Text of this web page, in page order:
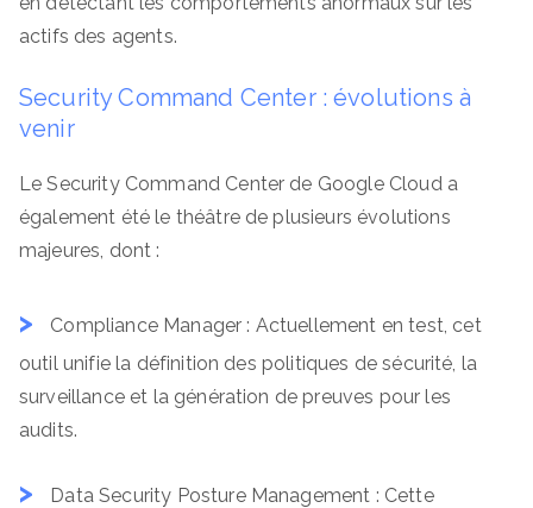
actifs des agents.
Security Command Center : évolutions à
venir
Le Security Command Center de Google Cloud a
également été le théâtre de plusieurs évolutions
majeures, dont :
Compliance Manager : Actuellement en test, cet
outil unifie la définition des politiques de sécurité, la
surveillance et la génération de preuves pour les
audits.
Data Security Posture Management : Cette